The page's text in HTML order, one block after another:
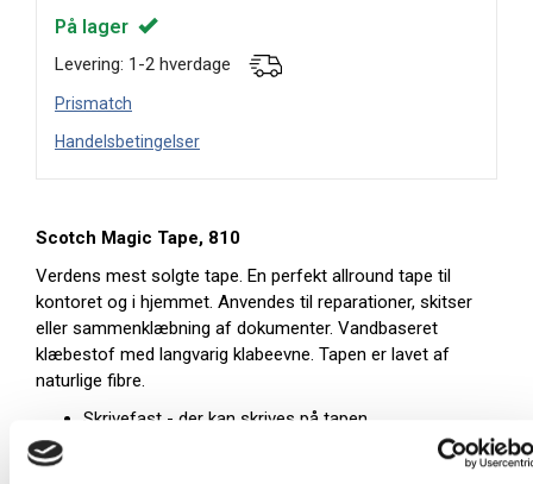
På lager
Levering: 1-2 hverdage
Prismatch
Handelsbetingelser
Scotch Magic Tape, 810
Verdens mest solgte tape. En perfekt allround tape til
kontoret og i hjemmet. Anvendes til reparationer, skitser
eller sammenklæbning af dokumenter. Vandbaseret
klæbestof med langvarig klabeevne. Tapen er lavet af
naturlige fibre.
Skrivefast - der kan skrives på tapen